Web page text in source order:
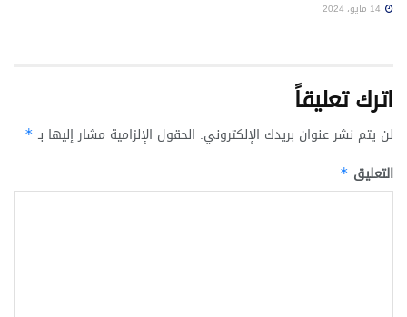
اترك تعليقاً
لن يتم نشر عنوان بريدك الإلكتروني. الحقول الإلزامية مشار إليها بـ *
التعليق *